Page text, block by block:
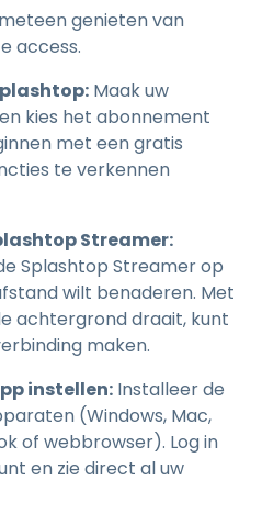
genieten van
access.
Maak uw
kies het abonnement
met een gratis
te verkennen
Streamer:
Splashtop Streamer op
wilt benaderen. Met
achtergrond draait, kunt
maken.
instellen: Installeer de
(Windows, Mac,
of webbrowser). Log in
en zie direct al uw